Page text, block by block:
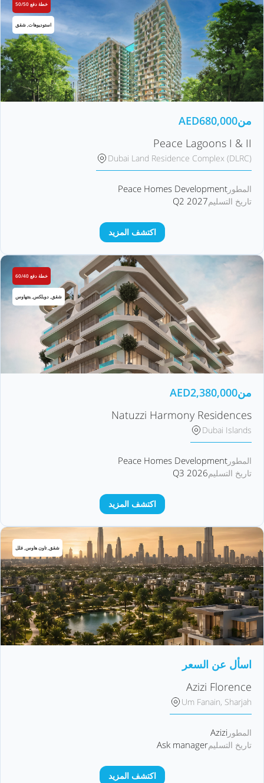
خطة دفع 50/50
استوديوهات, شقق
من AED680,000
Peace Lagoons I & II
Dubai Land Residence Complex (DLRC)
المطور Peace Homes Development
تاريخ التسليمQ2 2027
اكتشف المزيد
خطة دفع 60/40
شقق, دوبلكس, بنتهاوس
من AED2,380,000
Natuzzi Harmony Residences
Dubai Islands
المطور Peace Homes Development
تاريخ التسليمQ3 2026
اكتشف المزيد
شقق, تاون هاوس, فلل
اسأل عن السعر
Azizi Florence
Um Fanain, Sharjah
المطور Azizi
تاريخ التسليمAsk manager
اكتشف المزيد